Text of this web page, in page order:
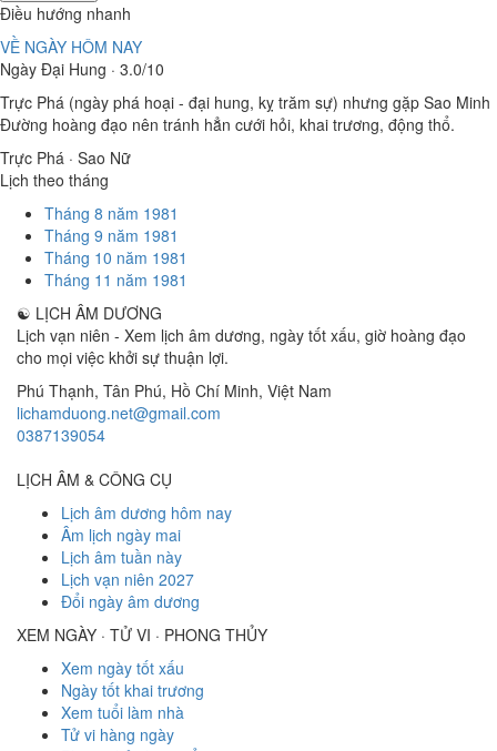
Điều hướng nhanh
VỀ NGÀY HÔM NAY
Ngày Đại Hung · 3.0/10
Trực Phá (ngày phá hoại - đại hung, kỵ trăm sự) nhưng gặp Sao Minh
Đường hoàng đạo nên tránh hẳn cưới hỏi, khai trương, động thổ.
Trực Phá · Sao Nữ
Lịch theo tháng
Tháng 8 năm 1981
Tháng 9 năm 1981
Tháng 10 năm 1981
Tháng 11 năm 1981
☯ LỊCH ÂM DƯƠNG
Lịch vạn niên - Xem lịch âm dương, ngày tốt xấu, giờ hoàng đạo
cho mọi việc khởi sự thuận lợi.
Phú Thạnh, Tân Phú, Hồ Chí Minh, Việt Nam
lichamduong.net@gmail.com
0387139054
LỊCH ÂM & CÔNG CỤ
Lịch âm dương hôm nay
Âm lịch ngày mai
Lịch âm tuần này
Lịch vạn niên 2027
Đổi ngày âm dương
XEM NGÀY · TỬ VI · PHONG THỦY
Xem ngày tốt xấu
Ngày tốt khai trương
Xem tuổi làm nhà
Tử vi hàng ngày